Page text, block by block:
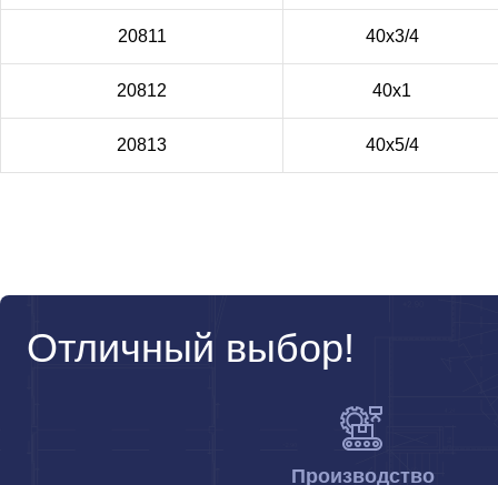
20811 40х3/4
20812 40х1
20813 40х5/4
Отличный выбор!
Производство